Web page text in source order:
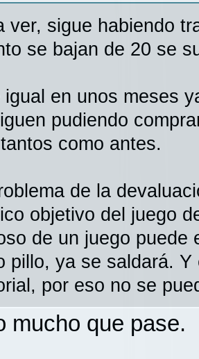
ver, sigue habiendo
se bajan de 20 se
igual en unos meses
pudiendo
como antes.
de la
objetivo del juego
de un juego puede
pillo, ya se saldará.
por eso no se
mucho que pase.